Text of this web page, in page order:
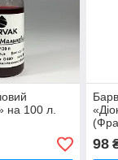
на 100 л.
98